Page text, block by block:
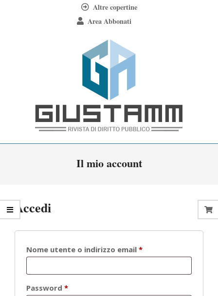
Altre copertine
Area Abbonati
Giustamm
Il mio account
Accedi
Nome utente o indirizzo email *Richiesto
Password *Richiesto